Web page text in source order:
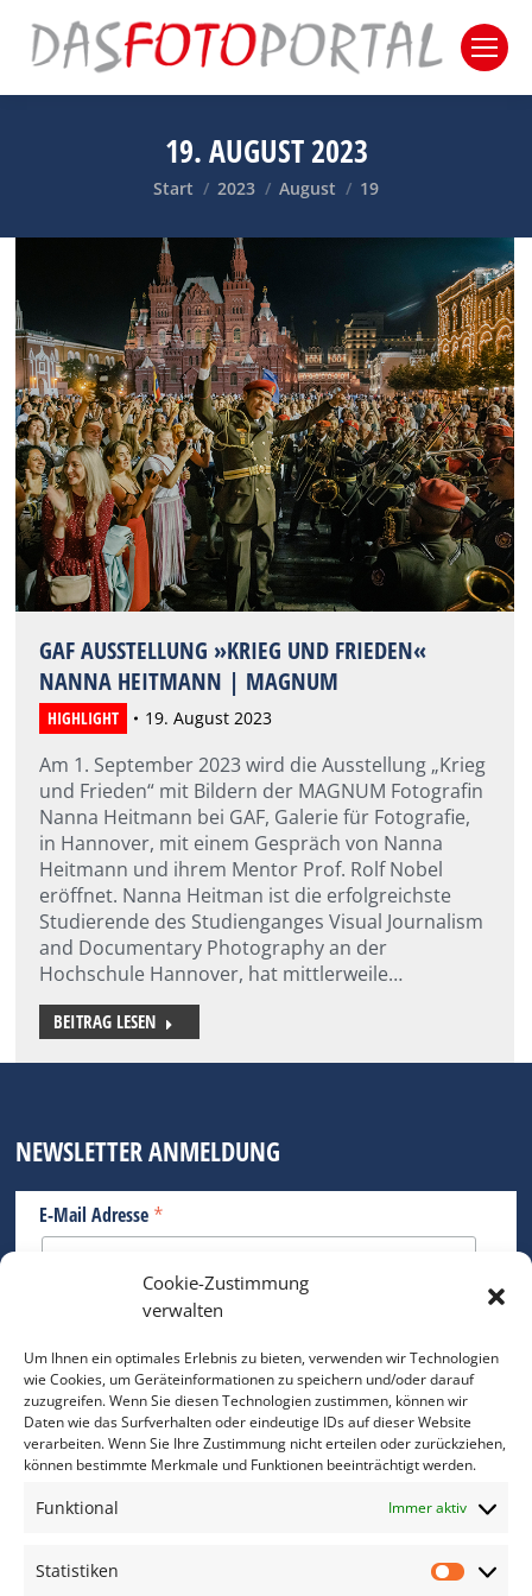
Cookie-Zustimmung
verwalten
Um Ihnen ein optimales Erlebnis zu bieten, verwenden wir Technologien
wie Cookies, um Geräteinformationen zu speichern und/oder darauf
zuzugreifen. Wenn Sie diesen Technologien zustimmen, können wir
Daten wie das Surfverhalten oder eindeutige IDs auf dieser Website
verarbeiten. Wenn Sie Ihre Zustimmung nicht erteilen oder zurückziehen,
können bestimmte Merkmale und Funktionen beeinträchtigt werden.
Funktional Immer aktiv
Statistiken
19. AUGUST 2023
Sie befinden sich hier:
Start 2023 August 19
GAF AUSSTELLUNG »KRIEG UND FRIEDEN«
NANNA HEITMANN | MAGNUM
HIGHLIGHT 19. August 2023
Am 1. September 2023 wird die Ausstellung „Krieg
und Frieden“ mit Bildern der MAGNUM Fotografin
Nanna Heitmann bei GAF, Galerie für Fotografie,
in Hannover, mit einem Gespräch von Nanna
Heitmann und ihrem Mentor Prof. Rolf Nobel
eröffnet. Nanna Heitman ist die erfolgreichste
Studierende des Studienganges Visual Journalism
and Documentary Photography an der
Hochschule Hannover, hat mittlerweile…
BEITRAG LESEN
NEWSLETTER ANMELDUNG
E-Mail Adresse *
Bitte geben Sie Ihre E-Mail Adresse ein.
*